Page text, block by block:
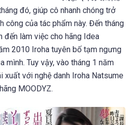
đó, giúp cô nhanh chóng trở
công của tác phẩm này. Đến tháng
đến làm việc cho hãng Idea
2010 Iroha tuyên bố tạm ngưng
mình. Tuy vậy, vào tháng 1 năm
xuất với nghệ danh Iroha Natsume
MOODYZ.